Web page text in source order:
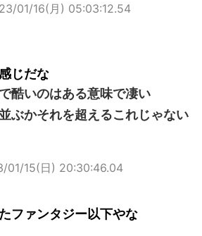
01/16(月) 05:03:12.54
じだな
酷いのはある意味で凄い
ぶかそれを超えるこれじゃない
01/15(日) 20:30:46.04
ファンタジー以下やな